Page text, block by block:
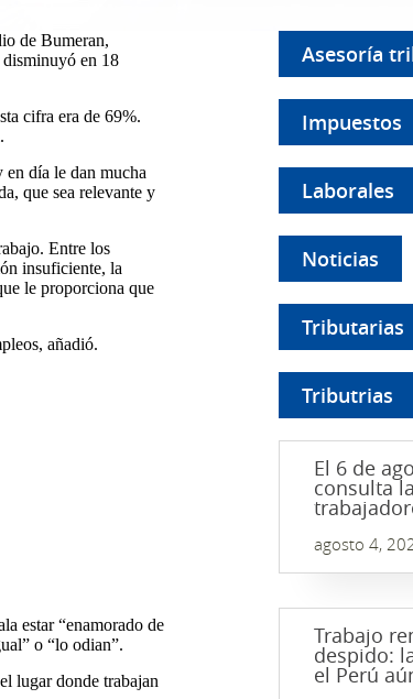
de Bumeran,
disminuyó en 18
cifra era de 69%.
día le dan mucha
que sea relevante y
Entre los
insuficiente, la
le proporciona que
añadió.
estar “enamorado de
o “lo odian”.
lugar donde trabajan
Asesoría
Impuestos
Laborales
Noticias
Tributarias
Tributrias
El 6 de
consulta
agosto 4,
Trabajo
despido:
el Perú